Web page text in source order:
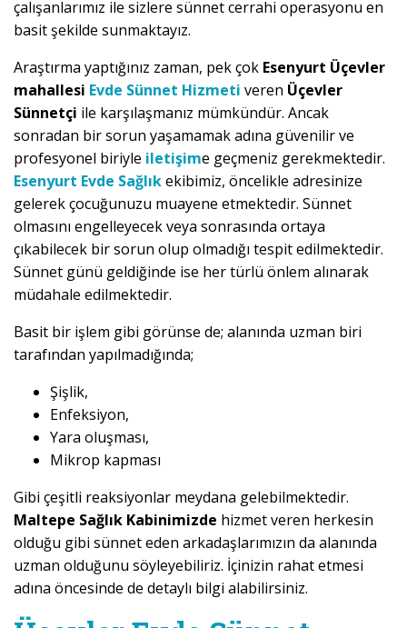
çalışanlarımız ile sizlere sünnet cerrahi operasyonu en
basit şekilde sunmaktayız.
Araştırma yaptığınız zaman, pek çok Esenyurt Üçevler
mahallesi Evde Sünnet Hizmeti veren Üçevler
Sünnetçi ile karşılaşmanız mümkündür. Ancak
sonradan bir sorun yaşamamak adına güvenilir ve
profesyonel biriyle iletişime geçmeniz gerekmektedir.
Esenyurt Evde Sağlıkekibimiz, öncelikle adresinize
gelerek çocuğunuzu muayene etmektedir. Sünnet
olmasını engelleyecek veya sonrasında ortaya
çıkabilecek bir sorun olup olmadığı tespit edilmektedir.
Sünnet günü geldiğinde ise her türlü önlem alınarak
müdahale edilmektedir.
Basit bir işlem gibi görünse de; alanında uzman biri
tarafından yapılmadığında;
Şişlik,
Enfeksiyon,
Yara oluşması,
Mikrop kapması
Gibi çeşitli reaksiyonlar meydana gelebilmektedir.
Maltepe Sağlık Kabinimizde hizmet veren herkesin
olduğu gibi sünnet eden arkadaşlarımızın da alanında
uzman olduğunu söyleyebiliriz. İçinizin rahat etmesi
adına öncesinde de detaylı bilgi alabilirsiniz.